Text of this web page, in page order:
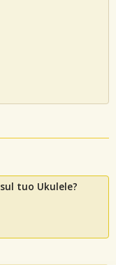
sul tuo Ukulele?